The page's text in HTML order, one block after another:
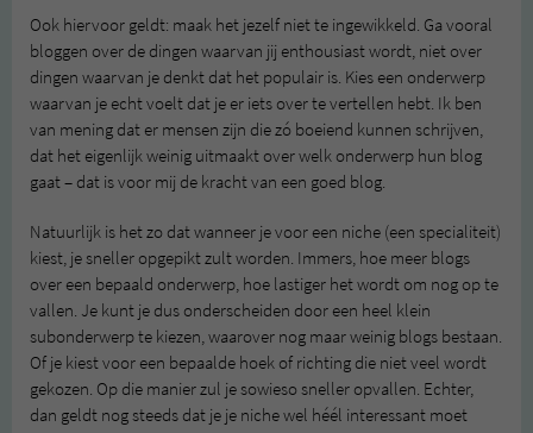
Ook hiervoor geldt: maak het jezelf niet te ingewikkeld. Ga vooral
bloggen over de dingen waarvan jij enthousiast wordt, niet over
dingen waarvan je denkt dat het populair is. Kies een onderwerp
waarvan je echt voelt dat je er iets over te vertellen hebt. Ik ben
van mening dat er mensen zijn die zó boeiend kunnen schrijven,
dat het eigenlijk weinig uitmaakt over welk onderwerp hun blog
gaat – dat is voor mij de kracht van een goed blog.
Natuurlijk is het zo dat wanneer je voor een niche (een specialiteit)
kiest, je sneller opgepikt zult worden. Immers, hoe meer blogs
over een bepaald onderwerp, hoe lastiger het wordt om nog op te
vallen. Je kunt je dus onderscheiden door een heel klein
subonderwerp te kiezen, waarover nog maar weinig blogs bestaan.
Of je kiest voor een bepaalde hoek of richting die niet veel wordt
gekozen. Op die manier zul je sowieso sneller opvallen. Echter,
dan geldt nog steeds dat je je niche wel héél interessant moet